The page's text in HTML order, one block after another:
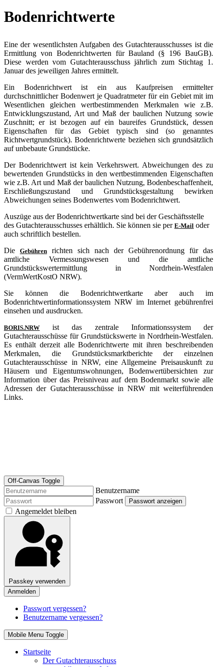
Bodenrichtwerte
Eine der wesentlichsten Aufgaben des Gutachterausschusses ist die
Ermittlung von Bodenrichtwerten für Bauland (§ 196 BauGB).
Diese werden vom Gutachterausschuss jährlich zum Stichtag 1.
Januar des jeweiligen Jahres ermittelt.
Ein Bodenrichtwert ist ein aus Kaufpreisen ermittelter
durchschnittlicher Bodenwert je Quadratmeter für ein Gebiet mit im
Wesentlichen gleichen wertbestimmenden Merkmalen wie z.B.
Entwicklungszustand, Art und Maß der baulichen Nutzung sowie
Zuschnitt; er ist bezogen auf ein baureifes Grundstück, dessen
Eigenschaften für das Gebiet typisch sind (so genanntes
Richtwertgrundstück). Bodenrichtwerte beziehen sich grundsätzlich
auf unbebaute Grundstücke.
Der Bodenrichtwert ist kein Verkehrswert. Abweichungen des zu
bewertenden Grundstücks in den wertbestimmenden Eigenschaften
wie z.B. Art und Maß der baulichen Nutzung, Bodenbeschaffenheit,
Erschließungszustand und Grundstücksgestaltung bewirken
Abweichungen seines Bodenwertes vom Bodenrichtwert.
Auszüge aus der Bodenrichtwertkarte sind bei der Geschäftsstelle
des Gutachterausschusses erhältlich. Sie können sie per E-Mail oder
auch schriftlich bestellen.
Die
Gebühren
richten sich nach der Gebührenordnung für das
amtliche Vermessungswesen und die amtliche
Grundstückswertermittlung in Nordrhein-Westfalen
(VermWertKostO NRW).
Sie können die Bodenrichtwertkarte aber auch im
Bodenrichtwertinformationssystem NRW im Internet gebührenfrei
einsehen und ausdrucken.
BORIS.NRW ist das zentrale Informationssystem der
Gutachterausschüsse für Grundstückswerte in Nordrhein-Westfalen.
Es enthält derzeit alle Bodenrichtwerte mit ihren beschreibenden
Merkmalen, die Grundstücksmarktberichte der einzelnen
Gutachterausschüsse in NRW, eine Allgemeine Preisauskunft zu
Häusern und Eigentumswohnungen, Bodenwertübersichten zur
Information über das Preisniveau auf dem Bodenmarkt sowie alle
Adressen der Gutachterausschüsse in NRW mit weiterführenden
Links.
Off-Canvas Toggle
Benutzername
Passwort
Passwort anzeigen
Angemeldet bleiben
Passkey verwenden
Anmelden
Passwort vergessen?
Benutzername vergessen?
Mobile Menu Toggle
Startseite
Der Gutachterausschuss